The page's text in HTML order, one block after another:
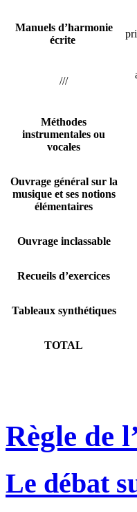
Manuels d’harmonie
écrite
///
Méthodes
instrumentales ou
vocales
Ouvrage général sur la
musique et ses notions
élémentaires
Ouvrage inclassable
Recueils d’exercices
Tableaux synthétiques
TOTAL
Règle de
Le débat